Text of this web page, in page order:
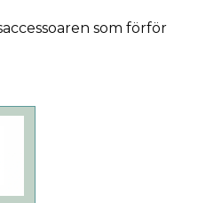
som förför